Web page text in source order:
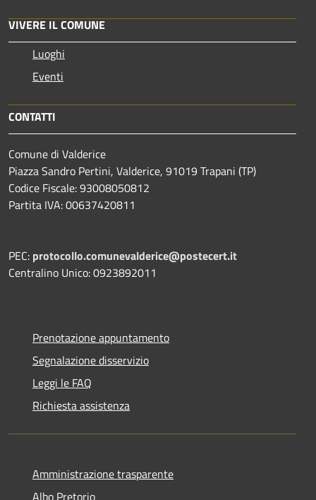
VIVERE IL COMUNE
Luoghi
Eventi
CONTATTI
Comune di Valderice
Piazza Sandro Pertini, Valderice, 91019 Trapani (TP)
Codice Fiscale: 93008050812
Partita IVA: 00637420811
PEC: protocollo.comunevalderice@postecert.it
Centralino Unico: 0923892011
Prenotazione appuntamento
Segnalazione disservizio
Leggi le FAQ
Richiesta assistenza
Amministrazione trasparente